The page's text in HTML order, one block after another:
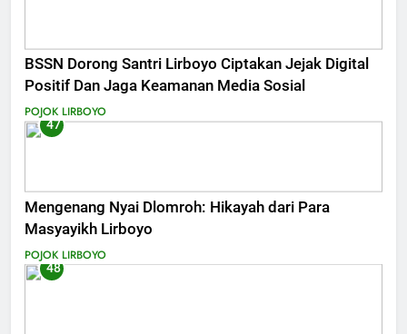
BSSN Dorong Santri Lirboyo Ciptakan Jejak Digital
Positif Dan Jaga Keamanan Media Sosial
POJOK LIRBOYO
47
Mengenang Nyai Dlomroh: Hikayah dari Para
Masyayikh Lirboyo
POJOK LIRBOYO
48